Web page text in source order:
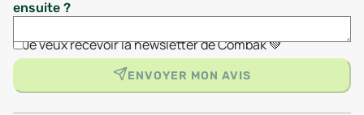
ensuite ?
Je veux recevoir la newsletter de Combak 💚
ENVOYER MON AVIS